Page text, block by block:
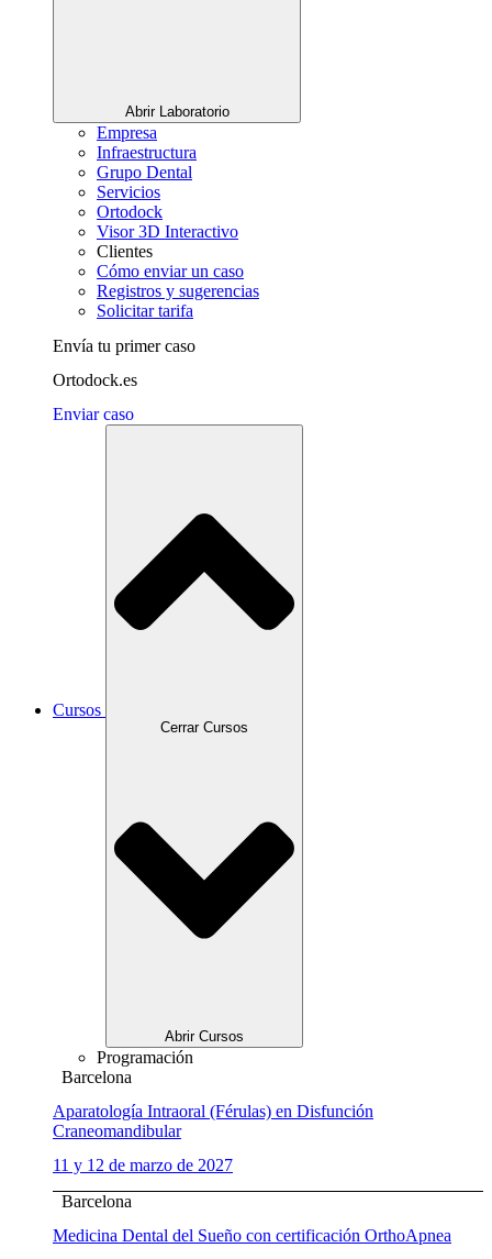
Abrir Laboratorio
Empresa
Infraestructura
Grupo Dental
Servicios
Ortodock
Visor 3D Interactivo
Clientes
Cómo enviar un caso
Registros y sugerencias
Solicitar tarifa
Envía tu primer caso
Ortodock.es
Enviar caso
Cursos
Cerrar Cursos
Abrir Cursos
Programación
Barcelona
Aparatología Intraoral (Férulas) en Disfunción
Craneomandibular
11 y 12 de marzo de 2027
Barcelona
Medicina Dental del Sueño con certificación OrthoApnea